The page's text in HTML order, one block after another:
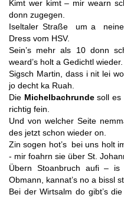
Kimt wer kimt – mir wearn
donn zugegen.
Iseltaler Straße um a
Dress vom HSV.
Sein’s mehr als 10 donn
weard’s holt a Gedichtl wieder.
Sigsch Martin, dass i nit lei
jo decht ka Ruah.
Die Michelbachrundesoll es
richtig fein.
Und von welcher Seite
des jetzt schon wieder on.
Zin sogen hot’s bei uns holt
- mir foahrn sie über St.
Übern Stoanbruch aufi –
Obmann, kannat’s no a bissl
Bei der Wirtsalm do gibt’s